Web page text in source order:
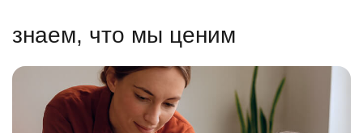
знаем, что мы ценим